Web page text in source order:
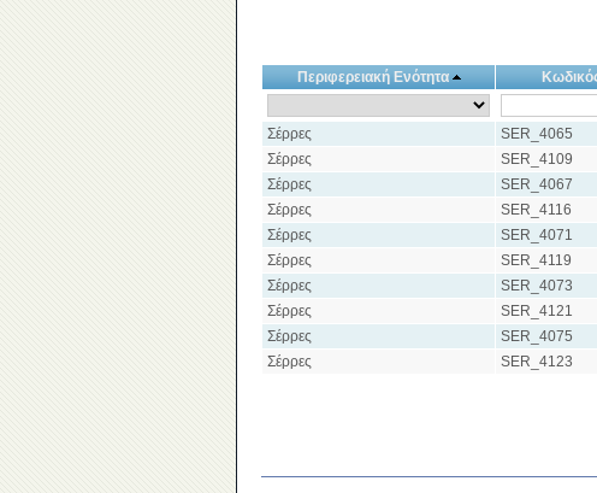
Περιφερειακή Ενότητα
Σέρρες SER_4065
Σέρρες
SER_4109
Σέρρες
SER_4067
Σέρρες
SER_4116
Σέρρες
SER_4071
Σέρρες
SER_4119
Σέρρες
SER_4073
Σέρρες
SER_4121
Σέρρες
SER_4075
Σέρρες
SER_4123